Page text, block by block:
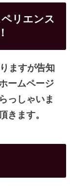
リエンス
ますが告知
ームページ
っしゃいま
きます。